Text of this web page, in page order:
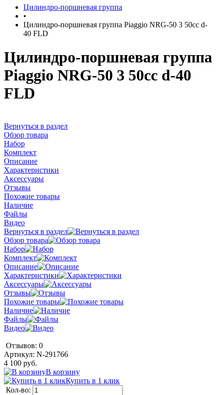
Цилиндро-поршневая группа
•
Цилиндро-поршневая группа Piaggio NRG-50 3 50cc d-
40 FLD
Цилиндро-поршневая группа
Piaggio NRG-50 3 50cc d-40
FLD
Вернуться в раздел
Обзор товара
Набор
Комплект
Описание
Характеристики
Аксессуары
Отзывы
Похожие товары
Наличие
Файлы
Видео
Вернуться в раздел
Обзор товара
Набор
Комплект
Описание
Характеристики
Аксессуары
Отзывы
Похожие товары
Наличие
Файлы
Видео
Отзывов: 0
Артикул: N-291766
4 100 руб.
В корзину
Купить в 1 клик
Кол-во: